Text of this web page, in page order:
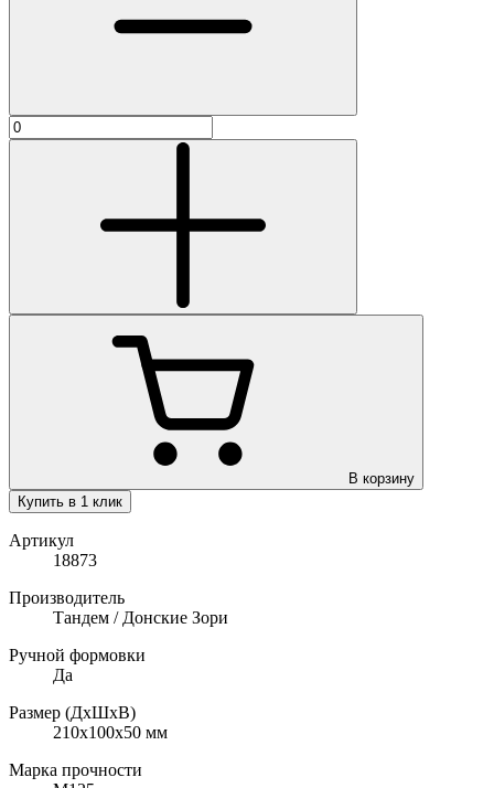
В корзину
Купить в 1 клик
Артикул
18873
Производитель
Тандем / Донские Зори
Ручной формовки
Да
Размер (ДхШхВ)
210х100х50 мм
Марка прочности